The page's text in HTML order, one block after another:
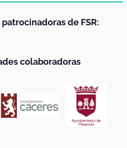
de FSR:
colaboradoras